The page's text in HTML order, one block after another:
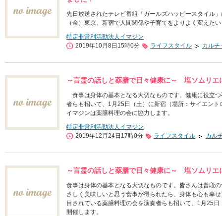
先日放送されたテレビ番組「ガールズハッピースタイル
（金）東京、新宿で人間関係や子育てをよりよく変えた
特定非営利活動法人イマジン
2019年10月8日15時0分
ライフスタイル カルチ
～言霊の話しと薬膳で日々健康に～ 塩ソムリエ
食事は身体の基本となる大切なものです。健康に役立
者らも招いて、1月25日（土）に新宿（場所：サイエン
イマジンは薬膳料理の会に協力します。
特定非営利活動法人イマジン
2019年12月24日17時0分
ライフスタイル カル
～言霊の話しと薬膳で日々健康に～ 塩ソムリエ
食事は身体の基本となる大切なものです。皆さんは普段
さしく美味しいと思う食事が得られたら、身体も心も幸
目されている薬膳料理の会を演奏者らも招いて、1月25
開催します。